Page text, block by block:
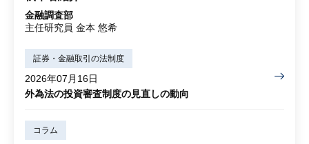
金融調査部
主任研究員 金本 悠希
証券・金融取引の法制度
2026年07月16日
外為法の投資審査制度の見直しの動向
コラム